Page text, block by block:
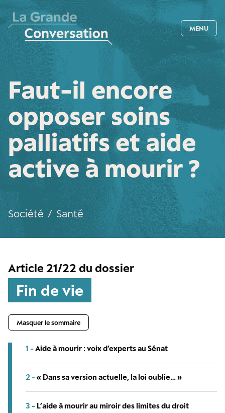
MENU
Faut-il encore
opposer soins
palliatifs et aide
active à mourir ?
Société / Santé
Article 21/22 du dossier
Fin de vie
Masquer le sommaire
1 -Aide à mourir : voix d’experts au Sénat
2 -« Dans sa version actuelle, la loi oublie… »
3 - L’aide à mourir au miroir des limites du droit